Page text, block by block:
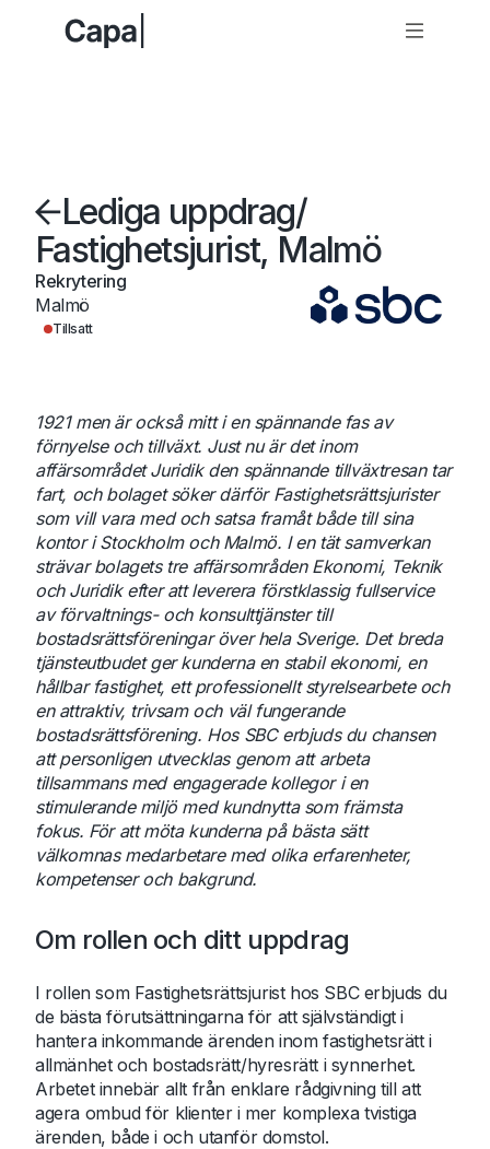
Lediga uppdrag/
Fastighetsjurist, Malmö
Rekrytering
Malmö
Tillsatt
1921 men är också mitt i en spännande fas av
förnyelse och tillväxt. Just nu är det inom
affärsområdet Juridik den spännande tillväxtresan tar
fart, och bolaget söker därför Fastighetsrättsjurister
som vill vara med och satsa framåt både till sina
kontor i Stockholm och Malmö. I en tät samverkan
strävar bolagets tre affärsområden Ekonomi, Teknik
och Juridik efter att leverera förstklassig fullservice
av förvaltnings- och konsulttjänster till
bostadsrättsföreningar över hela Sverige. Det breda
tjänsteutbudet ger kunderna en stabil ekonomi, en
hållbar fastighet, ett professionellt styrelsearbete och
en attraktiv, trivsam och väl fungerande
bostadsrättsförening. Hos SBC erbjuds du chansen
att personligen utvecklas genom att arbeta
tillsammans med engagerade kollegor i en
stimulerande miljö med kundnytta som främsta
fokus. För att möta kunderna på bästa sätt
välkomnas medarbetare med olika erfarenheter,
kompetenser och bakgrund.
Om rollen och ditt uppdrag
I rollen som Fastighetsrättsjurist hos SBC erbjuds du
de bästa förutsättningarna för att självständigt i
hantera inkommande ärenden inom fastighetsrätt i
allmänhet och bostadsrätt/hyresrätt i synnerhet.
Arbetet innebär allt från enklare rådgivning till att
agera ombud för klienter i mer komplexa tvistiga
ärenden, både i och utanför domstol.